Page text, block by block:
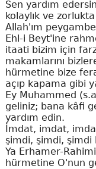
Sen yardım
kolaylık ve
Allah'ım
Ehl-i Beyt'ine
itaati bizim için farz
makamlarını
hürmetine bize
açıp kapama gibi
Ey Muhammed
geliniz; bana kâfi
yardım edin.
İmdat, imdat,
şimdi, şimdi, şimdi
Ya Erhamer-
hürmetine O'nun